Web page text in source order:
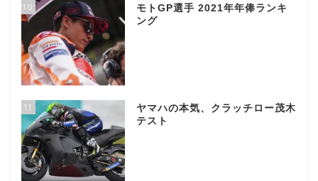
10
モトGP選手 2021年年俸ランキ
ング
11
ヤマハの本気、クラッチロー茂木
テスト